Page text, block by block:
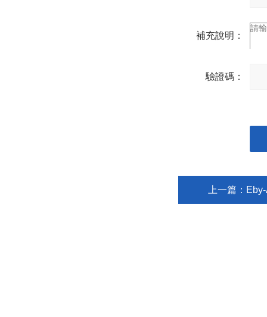
補充說明：
驗證碼：
輸
上一篇：